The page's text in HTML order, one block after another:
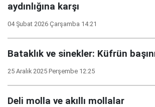
aydınlığına karşı
04 Şubat 2026 Çarşamba 14:21
Bataklık ve sinekler: Küfrün
25 Aralık 2025 Perşembe 12:25
Deli molla ve akıllı mollalar